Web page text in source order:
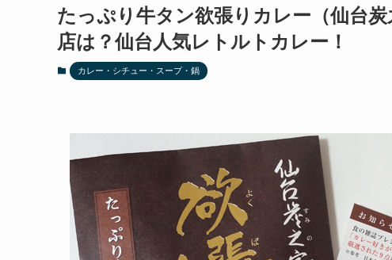
たっぷり牛タン欲張りカレー（仙台
店は？仙台人気レトルトカレー！
カレー・シチュー・スープ・鍋